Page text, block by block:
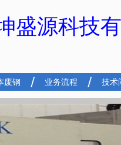
盛源科技
废钢 业务流程 技术